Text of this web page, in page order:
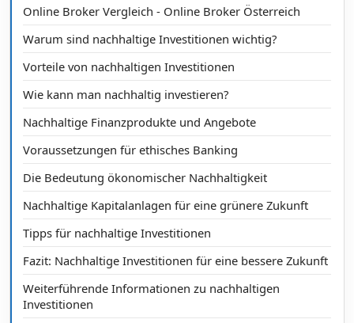
Online Broker Vergleich - Online Broker Österreich
Warum sind nachhaltige Investitionen wichtig?
Vorteile von nachhaltigen Investitionen
Wie kann man nachhaltig investieren?
Nachhaltige Finanzprodukte und Angebote
Voraussetzungen für ethisches Banking
Die Bedeutung ökonomischer Nachhaltigkeit
Nachhaltige Kapitalanlagen für eine grünere Zukunft
Tipps für nachhaltige Investitionen
Fazit: Nachhaltige Investitionen für eine bessere Zukunft
Weiterführende Informationen zu nachhaltigen
Investitionen